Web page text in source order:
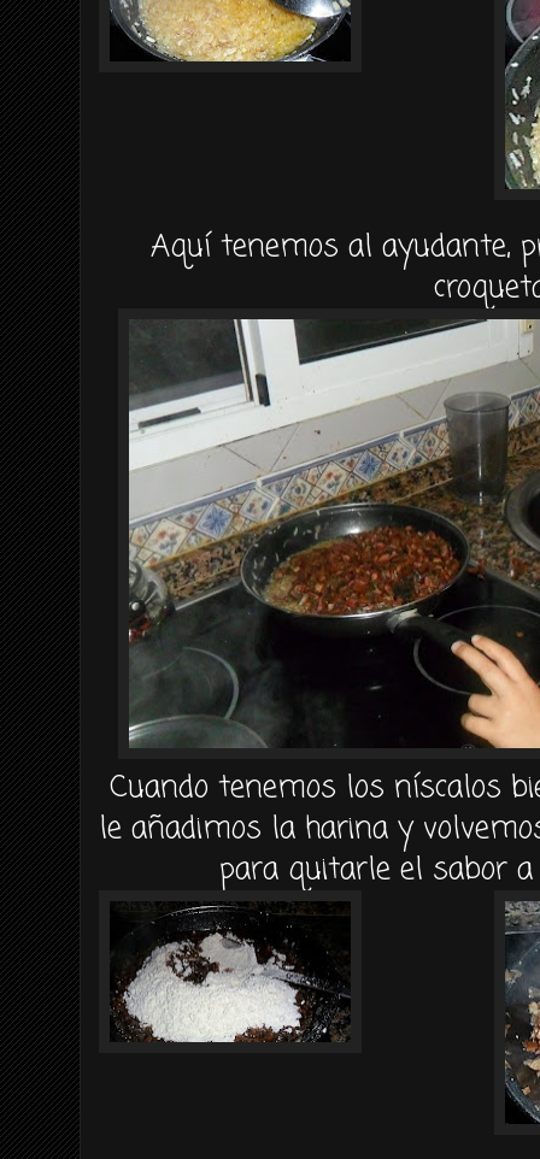
Aquí tenemos al ayudante,
Cuando tenemos los níscalos
le añadimos la harina y
para quitarle el sabor